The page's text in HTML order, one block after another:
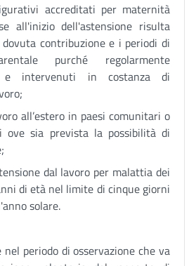
accreditati per maternità
all'inizio dell'astensione risulta
contribuzione e i periodi di
purché regolarmente
e intervenuti in costanza di
all’estero in paesi comunitari o
ove sia prevista la possibilità di
dal lavoro per malattia dei
di età nel limite di cinque giorni
solare.
nel periodo di osservazione che va